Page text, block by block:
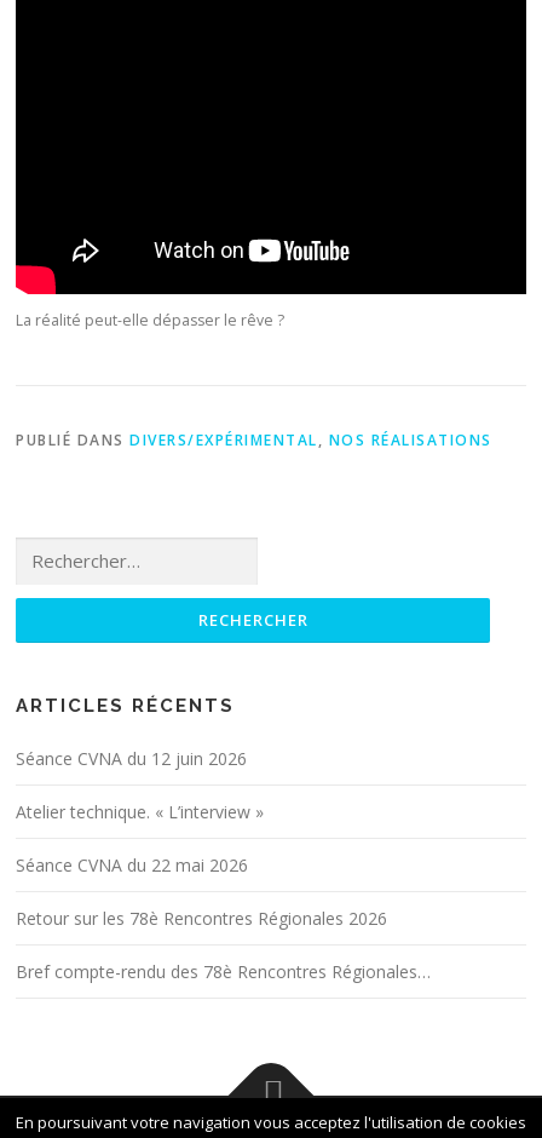
La réalité peut-elle dépasser le rêve ?
PUBLIÉ DANSDIVERS/EXPÉRIMENTAL, NOS RÉALISATIONS
ARTICLES RÉCENTS
Séance CVNA du 12 juin 2026
Atelier technique. « L’interview »
Séance CVNA du 22 mai 2026
Retour sur les 78è Rencontres Régionales 2026
Bref compte-rendu des 78è Rencontres Régionales…
En poursuivant votre navigation vous acceptez l'utilisation de cookies